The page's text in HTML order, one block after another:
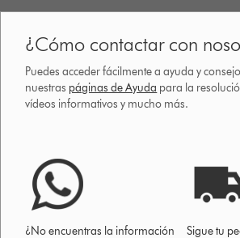
¿Cómo contactar con
Puedes acceder fácilmente a ayuda y
nuestras páginas de Ayuda para la
vídeos informativos y mucho más.
¿No encuentras la información
Sigue tu